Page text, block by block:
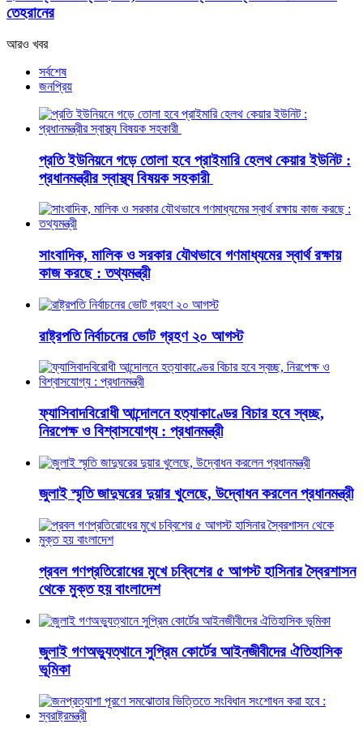
তেহরানের
আরও খবর
সর্বশেষ
জনপ্রিয়
প্রতি ইউনিয়নে গড়ে তোলা হবে প্রাইমারি হেলথ কেয়ার ইউনিট :
প্রধানমন্ত্রীর স্বাস্থ্য বিষয়ক সহকারী
সাংবাদিক, মালিক ও সরকার যৌথভাবে গণমাধ্যমের স্বার্থ রক্ষায়
কাজ করছে : তথ্যমন্ত্রী
রাষ্ট্রপতি নির্বাচনের ভোট গ্রহণ ২০ আগস্ট
ফ্যাসিবাদবিরোধী আন্দোলনে হত্যাকাণ্ডের বিচার হবে স্বচ্ছ,
নিরপেক্ষ ও বিশ্বাসযোগ্য : প্রধানমন্ত্রী
জুলাই স্মৃতি জাদুঘরের দুয়ার খুলেছে, উদ্বোধন করলেন প্রধানমন্ত্রী
প্রবল গণপ্রতিরোধের মুখে চব্বিশের ৫ আগস্ট হাসিনার স্বৈরশাসন
থেকে মুক্ত হয় বাংলাদেশ
জুলাই গণঅভ্যুত্থানে সুপ্রিম কোর্টের আইনজীবীদের ঐতিহাসিক
ভূমিকা